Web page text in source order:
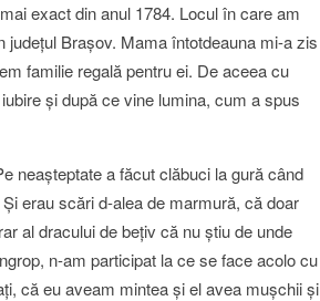
exact din anul 1784. Locul în care am
Braşov. Mama întotdeauna mi-a zis
familie regală pentru ei. De aceea cu
şi după ce vine lumina, cum a spus
neaşteptate a făcut clăbuci la gură când
erau scări d-alea de marmură, că doar
al dracului de beţiv că nu ştiu de unde
n-am participat la ce se face acolo cu
că eu aveam mintea şi el avea muşchii şi